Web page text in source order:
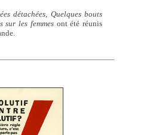
détachées, Quelques bouts
sur les femmesont été réunis